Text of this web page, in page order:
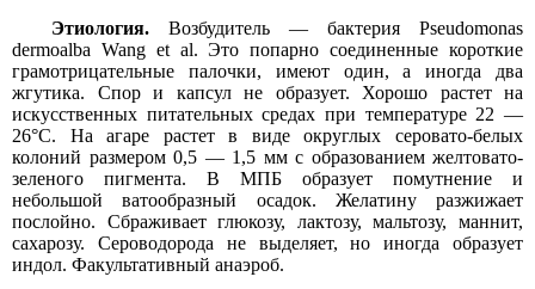
Этиология. Возбудитель — бактерия Pseudomonas
dermoalba Wang et al. Это попарно соединенные короткие
грамотрицательные палочки, имеют один, а иногда два
жгутика. Спор и капсул не образует. Хорошо растет на
искусственных питательных средах при температуре 22 —
26°С. На агаре растет в виде округлых серовато-белых
колоний размером 0,5 — 1,5 мм с образованием желтовато-
зеленого пигмента. В МПБ образует помутнение и
небольшой ватообразный осадок. Желатину разжижает
послойно. Сбраживает глюкозу, лактозу, мальтозу, маннит,
сахарозу. Сероводорода не выделяет, но иногда образует
индол. Факультативный анаэроб.